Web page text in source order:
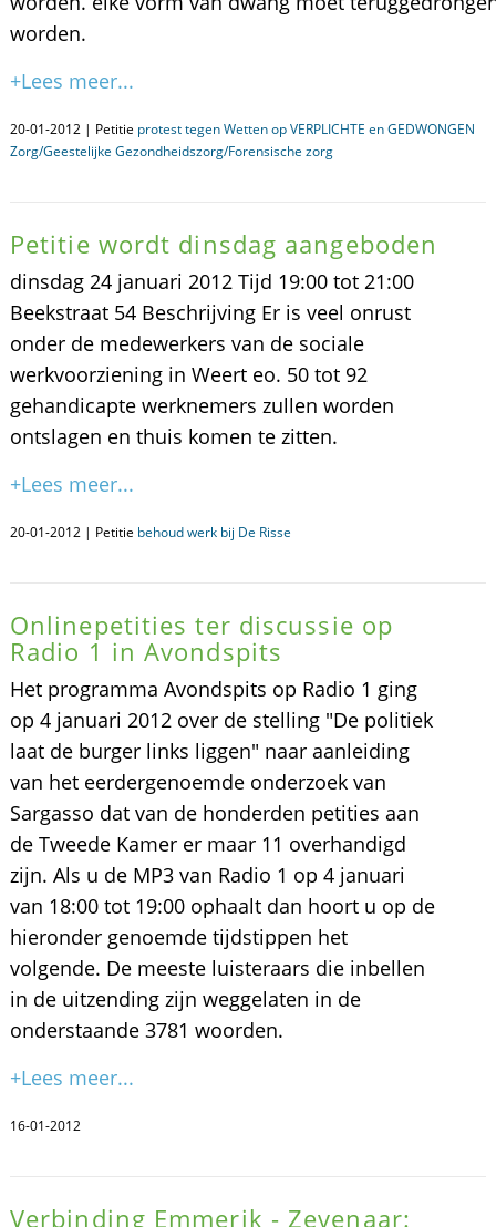
worden.
+Lees meer...
20-01-2012 | Petitie protest tegen Wetten op VERPLICHTE en GEDWONGEN
Zorg/Geestelijke Gezondheidszorg/Forensische zorg
Petitie wordt dinsdag aangeboden
dinsdag 24 januari 2012 Tijd 19:00 tot 21:00
Beekstraat 54 Beschrijving Er is veel onrust
onder de medewerkers van de sociale
werkvoorziening in Weert eo. 50 tot 92
gehandicapte werknemers zullen worden
ontslagen en thuis komen te zitten.
+Lees meer...
20-01-2012 | Petitie behoud werk bij De Risse
Onlinepetities ter discussie op
Radio 1 in Avondspits
Het programma Avondspits op Radio 1 ging
op 4 januari 2012 over de stelling "De politiek
laat de burger links liggen" naar aanleiding
van het eerdergenoemde onderzoek van
Sargasso dat van de honderden petities aan
de Tweede Kamer er maar 11 overhandigd
zijn. Als u de MP3 van Radio 1 op 4 januari
van 18:00 tot 19:00 ophaalt dan hoort u op de
hieronder genoemde tijdstippen het
volgende. De meeste luisteraars die inbellen
in de uitzending zijn weggelaten in de
onderstaande 3781 woorden.
+Lees meer...
16-01-2012
Verbinding Emmerik - Zevenaar: